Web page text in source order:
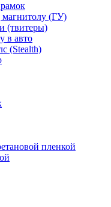
магнитолу (ГУ)
(твитеры)
в авто
(Stealth)
пленкой